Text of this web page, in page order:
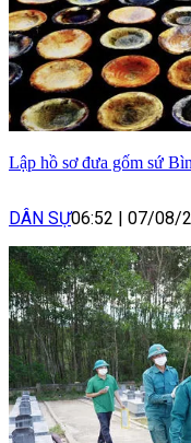
Lập hồ sơ đưa gốm sứ
DÂN SỰ06:52 | 07/08/